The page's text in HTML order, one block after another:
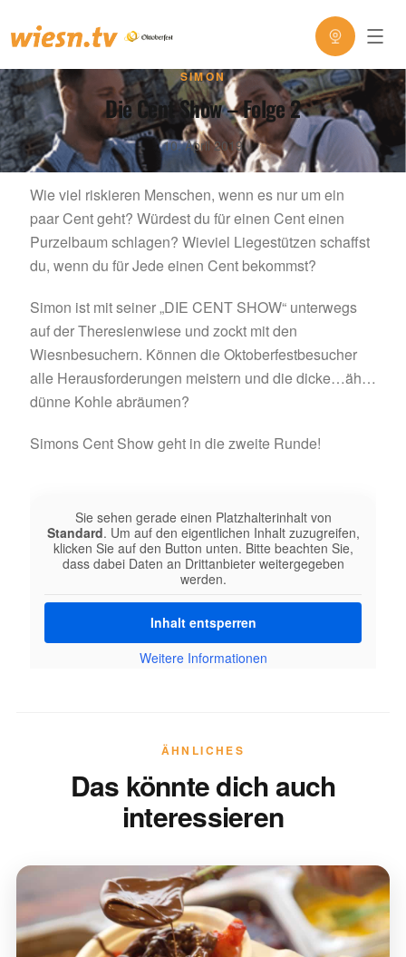
SIMON
Die Cent Show – Folge 2
10. April 2019
Wie viel riskieren Menschen, wenn es nur um ein
paar Cent geht? Würdest du für einen Cent einen
Purzelbaum schlagen? Wieviel Liegestützen schaffst
du, wenn du für Jede einen Cent bekommst?
Simon ist mit seiner „DIE CENT SHOW“ unterwegs
auf der Theresienwiese und zockt mit den
Wiesnbesuchern. Können die Oktoberfestbesucher
alle Herausforderungen meistern und die dicke…äh…
dünne Kohle abräumen?
Simons Cent Show geht in die zweite Runde!
Sie sehen gerade einen Platzhalterinhalt von
Standard. Um auf den eigentlichen Inhalt zuzugreifen,
klicken Sie auf den Button unten. Bitte beachten Sie,
dass dabei Daten an Drittanbieter weitergegeben
werden.
Inhalt entsperren
Weitere Informationen
ÄHNLICHES
Das könnte dich auch
interessieren